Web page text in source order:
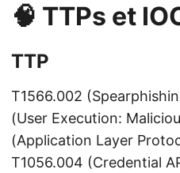
🧠 TTPs et
TTP
T1566.002
(User Execution:
(Application Layer
T1056.004 (Credential